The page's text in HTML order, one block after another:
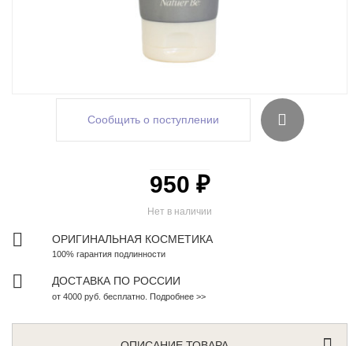
Сообщить о поступлении
Нет в наличии
950 ₽
ОРИГИНАЛЬНАЯ КОСМЕТИКА
100% гарантия подлинности
ДОСТАВКА ПО РОССИИ
от 4000 руб. бесплатно. Подробнее >>